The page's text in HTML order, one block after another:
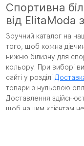
Спортивна
від ElitaModa
Зручний каталог на
того, щоб кожна
нижню білизну для
кольору. При виборі
сайті у розділі
товари з нульовою
Доставлення
щоб нашим клієнтам